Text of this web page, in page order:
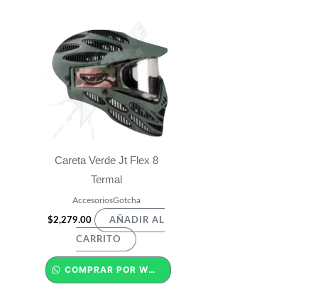
Careta Verde Jt Flex 8
Termal
AccesoriosGotcha
$2,279.00 AÑADIR AL
CARRITO
COMPRAR POR WHATSAPP